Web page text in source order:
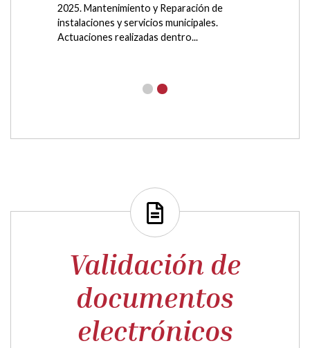
2025. Mantenimiento y Reparación de
instalaciones y servicios municipales.
Actuaciones realizadas dentro...
Validación de
documentos
electrónicos